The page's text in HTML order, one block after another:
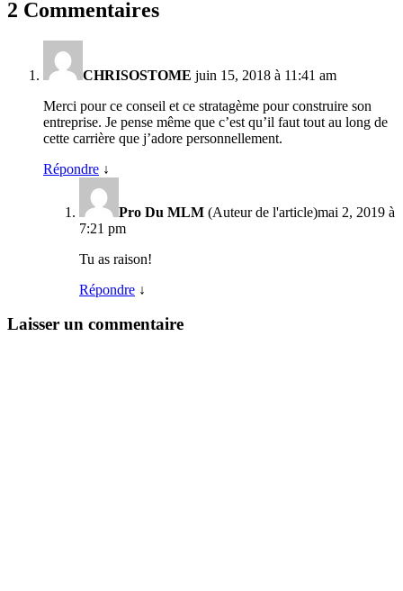
2 Commentaires
CHRISOSTOME juin 15, 2018 à 11:41 am
Merci pour ce conseil et ce stratagème pour construire son
entreprise. Je pense même que c’est qu’il faut tout au long de
cette carrière que j’adore personnellement.
Répondre ↓
Pro Du MLM (Auteur de l'article)mai 2, 2019 à
7:21 pm
Tu as raison!
Répondre ↓
Laisser un commentaire